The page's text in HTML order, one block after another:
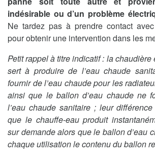
indésirable ou d’un problème
Ne tardez pas à prendre contact
pour obtenir une intervention dans les
Petit rappel à titre indicatif : la
sert à produire de l’eau chaude
fournir de l’eau chaude pour les
ainsi que le ballon d’eau chaude ne
l’eau chaude sanitaire ; leur
que le chauffe-eau produit
sur demande alors que le ballon d’eau
chaque utilisation le contenu du ballon